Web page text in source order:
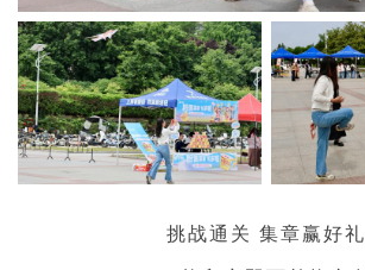
挑战通关 集章赢好礼